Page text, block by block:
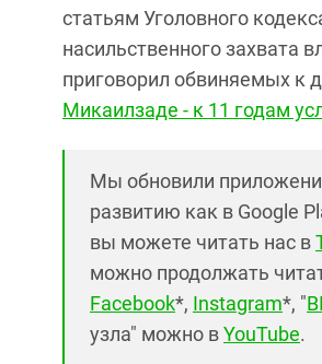
статьям Уголовного
насильственного захвата
приговорил обвиняемых к
Микаилзаде - к 11 годам
Мы обновили
развитию как в Google
вы можете читать нас в
можно продолжать
Facebook*, Instagram*, "
узла" можно вYouTube.